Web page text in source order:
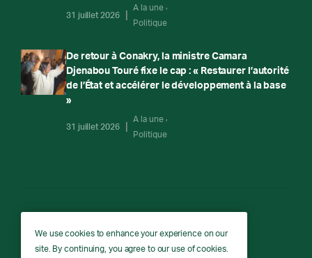
31 juillet 2026
A la une
Politique
De retour à Conakry, la ministre Camara
Djenabou Touré fixe le cap : « Restaurer l’autorité
de l’État et accélérer le développement à la base
»
31 juillet 2026
A la une
Politique
RTG
We use cookies to enhance your experience on our
site. By continuing, you agree to our use of cookies.